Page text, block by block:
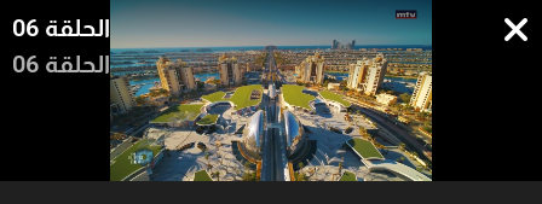
الحلقة 06
الحلقة 06